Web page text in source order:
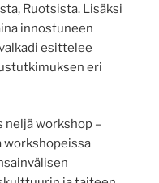
Ruotsista. Lisäksi
innostuneen
esittelee
eri
neljä workshop –
workshopeissa